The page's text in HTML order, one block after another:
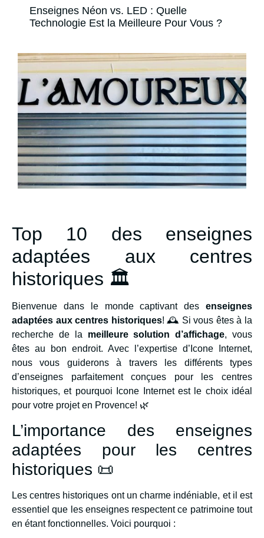
Enseignes Néon vs. LED : Quelle
Technologie Est la Meilleure Pour Vous ?
Top 10 des enseignes
adaptées aux centres
historiques 🏛️
Bienvenue dans le monde captivant des enseignes
adaptées aux centres historiques! 🕰️ Si vous êtes à la
recherche de la meilleure solution d’affichage, vous
êtes au bon endroit. Avec l’expertise d’Icone Internet,
nous vous guiderons à travers les différents types
d’enseignes parfaitement conçues pour les centres
historiques, et pourquoi Icone Internet est le choix idéal
pour votre projet en Provence! 🌿
L’importance des enseignes
adaptées pour les centres
historiques 📜
Les centres historiques ont un charme indéniable, et il est
essentiel que les enseignes respectent ce patrimoine tout
en étant fonctionnelles. Voici pourquoi :